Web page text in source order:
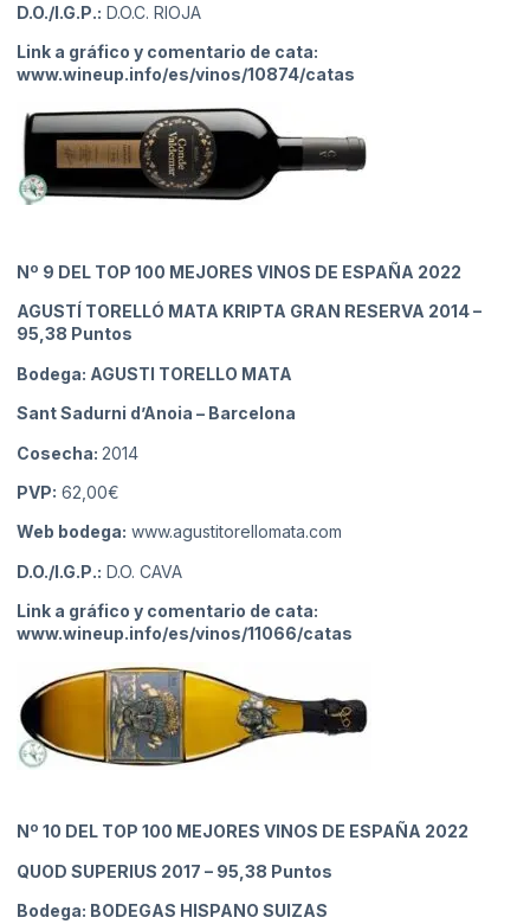
D.O./I.G.P.: D.O.C. RIOJA
Link a gráfico y comentario de cata:
www.wineup.info/es/vinos/10874/catas
Nº 9 DEL TOP 100 MEJORES VINOS DE ESPAÑA 2022
AGUSTÍ TORELLÓ MATA KRIPTA GRAN RESERVA 2014–
95,38 Puntos
Bodega: AGUSTI TORELLO MATA
Sant Sadurni d’Anoia – Barcelona
Cosecha: 2014
PVP: 62,00€
Web bodega: www.agustitorellomata.com
D.O./I.G.P.: D.O. CAVA
Link a gráfico y comentario de cata:
www.wineup.info/es/vinos/11066/catas
Nº 10 DEL TOP 100 MEJORES VINOS DE ESPAÑA 2022
QUOD SUPERIUS 2017 – 95,38 Puntos
Bodega: BODEGAS HISPANO SUIZAS